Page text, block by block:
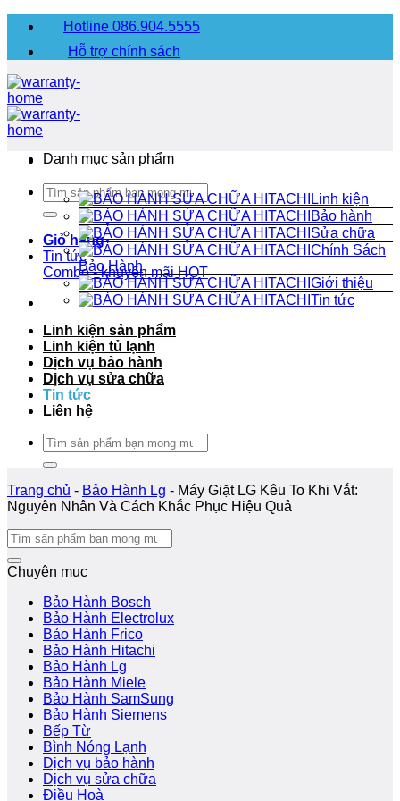
Hotline 086.904.5555
Hỗ trợ chính sách
Tìm
kiếm:
Giỏ hàng
Tin tức
Combo - khuyến mãi HOT
Danh mục sản phẩm
Linh kiện
Bảo hành
Sửa chữa
Chính Sách
Bảo Hành
Giới thiệu
Tin tức
Linh kiện sản phẩm
Linh kiện tủ lạnh
Dịch vụ bảo hành
Dịch vụ sửa chữa
Tin tức
Liên hệ
Tìm
kiếm:
Trang chủ - Bảo Hành Lg - Máy Giặt LG Kêu To Khi Vắt:
Nguyên Nhân Và Cách Khắc Phục Hiệu Quả
Chuyên mục
Bảo Hành Bosch
Bảo Hành Electrolux
Bảo Hành Frico
Bảo Hành Hitachi
Bảo Hành Lg
Bảo Hành Miele
Bảo Hành SamSung
Bảo Hành Siemens
Bếp Từ
Bình Nóng Lạnh
Dịch vụ bảo hành
Dịch vụ sửa chữa
Điều Hoà